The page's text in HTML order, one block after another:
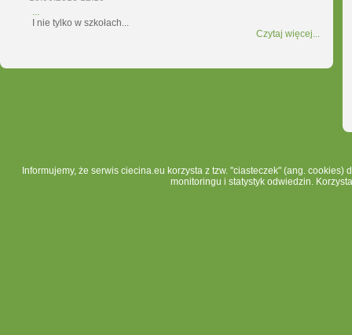
...
I nie tylko w szkołach...
Czytaj więcej...
Informujemy, że serwis ciecina.eu korzysta z tzw. "ciasteczek" (ang.
monitoringu i statystyk odwiedzin.